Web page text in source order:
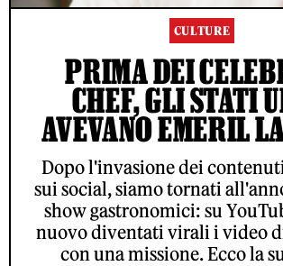
CULTURE
PRIMA DEI
CHEF, GLI STATI
AVEVANO EMERIL
Dopo l'invasione dei
sui social, siamo tornati
show gastronomici: su
nuovo diventati virali i video
con una missione. Ecco la